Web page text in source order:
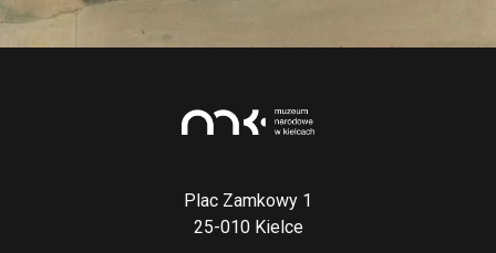
Plac Zamkowy 1
25-010 Kielce